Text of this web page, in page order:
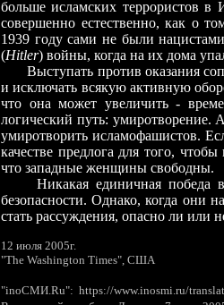
больше исламских террористов
совершенно естественно, как о
1939 году сами не были
(Hitler) войны, когда на их дома
Выступать против оказания
и исключать всякую активную
что она может увеличить -
логический путь: умиротворение.
умиротворить исламофашистов.
качестве предлога для того,
что западные женщины свободны.
Никакая единичная победа в
безопасности. Однако, когда они
стать рассуждения, опасно ли или
12 июля 2005г.
"The Washington Times", США
"inoСМИ.Ru": https://www.inosmi.ru/